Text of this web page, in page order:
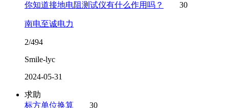
你知道接地电阻测试仪有什么作用吗？
30
南电至诚电力
2/494
Smile-lyc
2024-05-31
求助
标方单位换算
30